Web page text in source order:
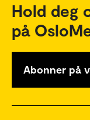
Hold deg
på
Abonner på